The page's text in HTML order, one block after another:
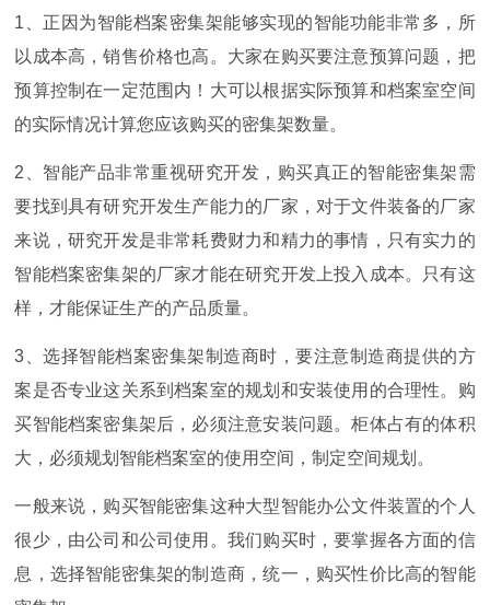
1 、正因为智能档案密集架能够实现的智能功能非常多，所
以成本高，销售价格也高。大家在购买要注意预算问题，把
预算控制在一定范围内！大可以根据实际预算和档案室空间
的实际情况计算您应该购买的密集架数量。
2 、智能产品非常重视研究开发，购买真正的智能密集架需
要找到具有研究开发生产能力的厂家，对于文件装备的厂家
来说，研究开发是非常耗费财力和精力的事情，只有实力的
智能档案密集架的厂家才能在研究开发上投入成本。只有这
样，才能保证生产的产品质量。
3 、选择智能档案密集架制造商时，要注意制造商提供的方
案是否专业这关系到档案室的规划和安装使用的合理性。购
买智能档案密集架后，必须注意安装问题。柜体占有的体积
大，必须规划智能档案室的使用空间，制定空间规划。
一般来说，购买智能密集这种大型智能办公文件装置的个人
很少，由公司和公司使用。我们购买时，要掌握各方面的信
息，选择智能密集架的制造商，统一，购买性价比高的智能